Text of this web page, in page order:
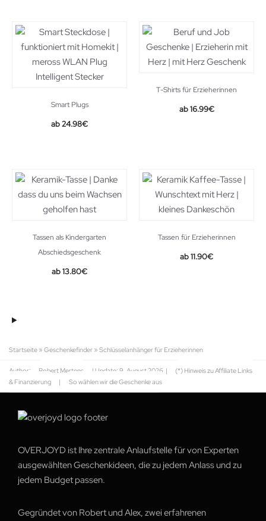
Smart Plugs
Original
24.98€Current
T-Shirts für Erzieherinnen
16.99€
Tassen als Kindergarten
Abschiedsgeschenk
13.80€
Tassen für Erzieherinnen
11.90€
Startseite » Geschenkefinder » Schlüsselanhänger für Erzieherinnen
Author: Robert Mertens | Update: 9. August 2026 |
(*) Hinweis zu Affiliate Links
& Finanzierung
| So wählen wir die Geschenke aus
OVERJOYD ist Ihre zentrale Anlaufstelle für von Experten
ausgewählten Geschenkideen, die zu jedem Anlass und zu
jedem Budget passen.
Gegründet von Robert und Alex, zwei erfahrenen